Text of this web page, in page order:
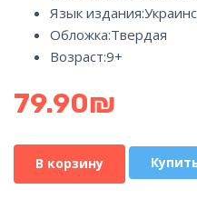
Язык издания:
Обложка:Твердая
Возраст:9+
79.90₪
В корзину